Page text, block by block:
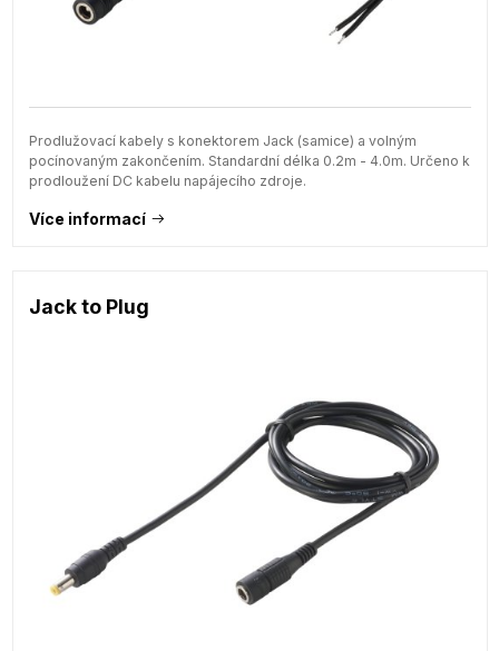
Prodlužovací kabely s konektorem Jack (samice) a volným
pocínovaným zakončením. Standardní délka 0.2m - 4.0m. Určeno k
prodloužení DC kabelu napájecího zdroje.
Více informací
Jack to Plug